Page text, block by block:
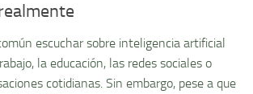
escuchar sobre inteligencia artificial
la educación, las redes sociales o
cotidianas. Sin embargo, pese a que